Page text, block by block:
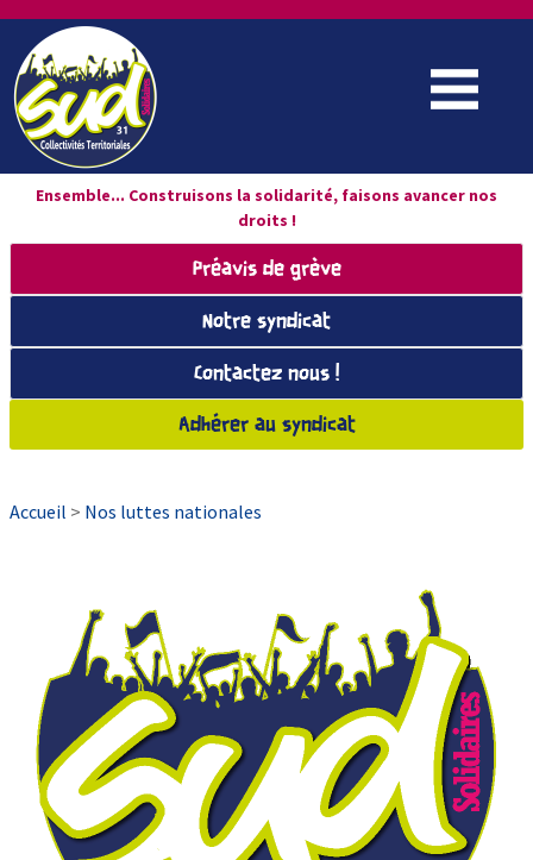
Ensemble... Construisons la solidarité, faisons avancer nos
droits !
Préavis de grève
Notre syndicat
Contactez nous !
Adhérer au syndicat
Accueil > Nos luttes nationales